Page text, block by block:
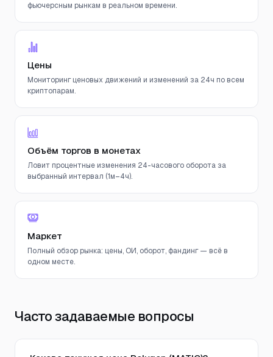
фьючерсным рынкам в реальном времени.
Цены
Мониторинг ценовых движений и изменений за 24ч по всем
криптопарам.
Объём торгов в монетах
Ловит процентные изменения 24-часового оборота за
выбранный интервал (1м–4ч).
Маркет
Полный обзор рынка: цены, ОИ, оборот, фандинг — всё в
одном месте.
Часто задаваемые вопросы